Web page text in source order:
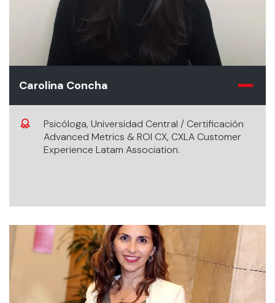
Carolina Concha
Psicóloga, Universidad Central / Certificación
Advanced Metrics & ROI CX, CXLA Customer
Experience Latam Association.